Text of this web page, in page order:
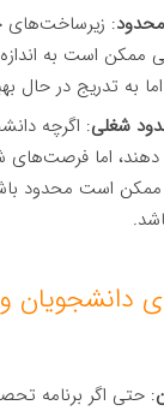
:
ممکن است به
اما به تدریج در حال
شغلی: اگرچه
دهند، اما
ممکن است محدود
دانشجویان
: حتی اگر برنامه